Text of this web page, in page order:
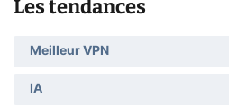
Les tendances
Meilleur VPN
IA